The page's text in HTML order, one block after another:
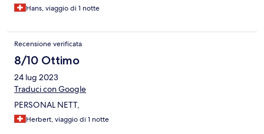
Hans, viaggio di 1 notte
Recensione verificata
8/10 Ottimo
24 lug 2023
Traduci con Google
PERSONAL NETT,
Herbert, viaggio di 1 notte